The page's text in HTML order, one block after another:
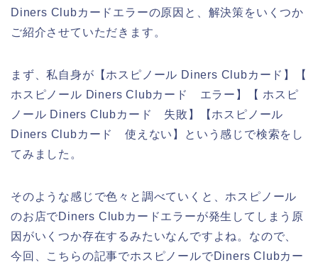
Diners Clubカードエラーの原因と、解決策をいくつか
ご紹介させていただきます。
まず、私自身が【ホスピノール Diners Clubカード】【
ホスピノール Diners Clubカード エラー】【 ホスピ
ノール Diners Clubカード 失敗】【ホスピノール
Diners Clubカード 使えない】という感じで検索をし
てみました。
そのような感じで色々と調べていくと、ホスピノール
のお店でDiners Clubカードエラーが発生してしまう原
因がいくつか存在するみたいなんですよね。なので、
今回、こちらの記事でホスピノールでDiners Clubカー